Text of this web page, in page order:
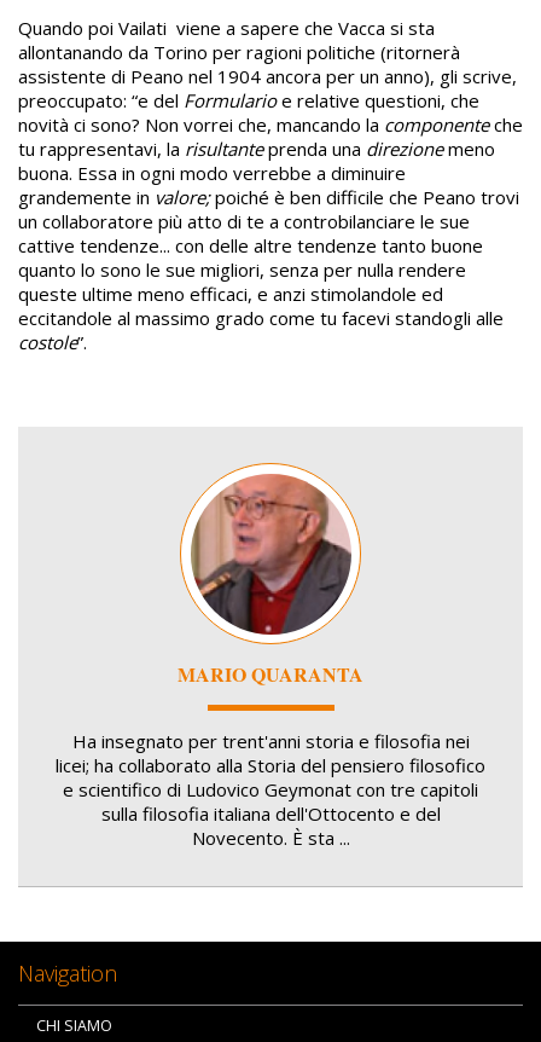
Quando poi Vailati viene a sapere che Vacca si sta
allontanando da Torino per ragioni politiche (ritornerà
assistente di Peano nel 1904 ancora per un anno), gli scrive,
preoccupato: “e del Formularioe relative questioni, che
novità ci sono? Non vorrei che, mancando la componenteche
tu rappresentavi, la risultanteprenda una direzionemeno
buona. Essa in ogni modo verrebbe a diminuire
grandemente in valore;poiché è ben difficile che Peano trovi
un collaboratore più atto di te a controbilanciare le sue
cattive tendenze... con delle altre tendenze tanto buone
quanto lo sono le sue migliori, senza per nulla rendere
queste ultime meno efficaci, e anzi stimolandole ed
eccitandole al massimo grado come tu facevi standogli alle
costole”.
MARIO QUARANTA
Ha insegnato per trent'anni storia e filosofia nei
licei; ha collaborato alla Storia del pensiero filosofico
e scientifico di Ludovico Geymonat con tre capitoli
sulla filosofia italiana dell'Ottocento e del
Novecento. È sta ...
Navigation
CHI SIAMO